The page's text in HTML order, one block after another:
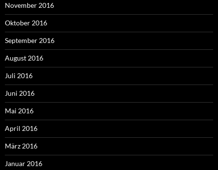
November 2016
Oktober 2016
September 2016
August 2016
Juli 2016
Juni 2016
Mai 2016
April 2016
März 2016
Januar 2016